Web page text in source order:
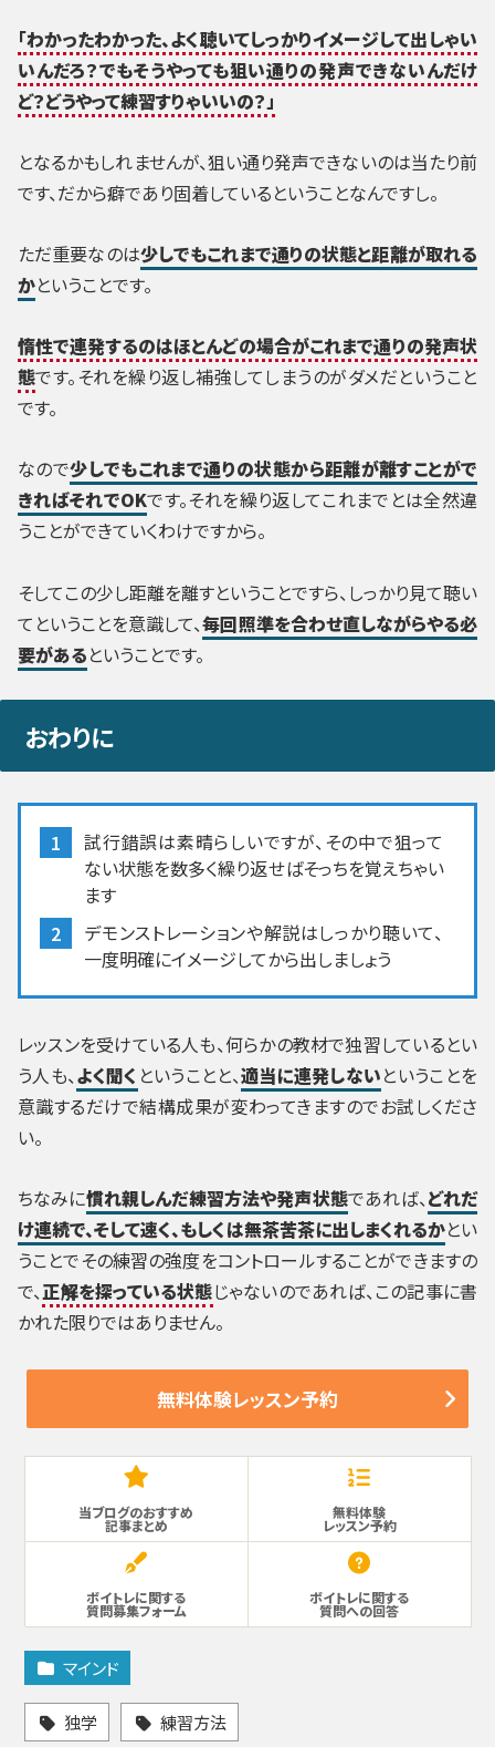
「わかったわかった、よく聴いてしっかりイメージして出しゃい
いんだろ？でもそうやっても狙い通りの発声できないんだけ
ど？どうやって練習すりゃいいの？」
となるかもしれませんが、狙い通り発声できないのは当たり前
です、だから癖であり固着しているということなんですし。
ただ重要なのは少しでもこれまで通りの状態と距離が取れる
かということです。
惰性で連発するのはほとんどの場合がこれまで通りの発声状
態です。それを繰り返し補強してしまうのがダメだということ
です。
なので少しでもこれまで通りの状態から距離が離すことがで
きればそれでOKです。それを繰り返してこれまでとは全然違
うことができていくわけですから。
そしてこの少し距離を離すということですら、しっかり見て聴い
てということを意識して、毎回照準を合わせ直しながらやる必
要があるということです。
おわりに
試行錯誤は素晴らしいですが、その中で狙って
ない状態を数多く繰り返せばそっちを覚えちゃい
ます
デモンストレーションや解説はしっかり聴いて、
一度明確にイメージしてから出しましょう
レッスンを受けている人も、何らかの教材で独習しているとい
う人も、よく聞く ということと、適当に連発しないということを
意識するだけで結構成果が変わってきますのでお試しくださ
い。
ちなみに慣れ親しんだ練習方法や発声状態であれば、どれだ
け連続で、そして速く、もしくは無茶苦茶に出しまくれるかとい
うことでその練習の強度をコントロールすることができますの
で、正解を探っている状態じゃないのであれば、この記事に書
かれた限りではありません。
無料体験レッスン予約
当ブログのおすすめ
記事まとめ
無料体験
レッスン予約
ボイトレに関する
質問募集フォーム
ボイトレに関する
質問への回答
マインド
独学 練習方法